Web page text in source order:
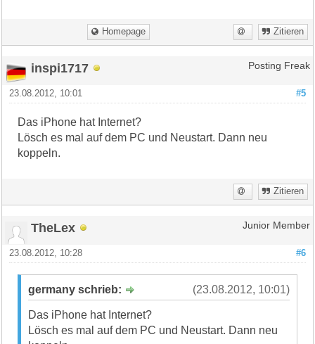
Homepage Zitieren
inspi1717 Posting Freak
#5
23.08.2012, 10:01
Das iPhone hat Internet?
Lösch es mal auf dem PC und Neustart. Dann neu
koppeln.
Zitieren
TheLex Junior Member
#6
23.08.2012, 10:28
(23.08.2012, 10:01)
germany schrieb:
Das iPhone hat Internet?
Lösch es mal auf dem PC und Neustart. Dann neu